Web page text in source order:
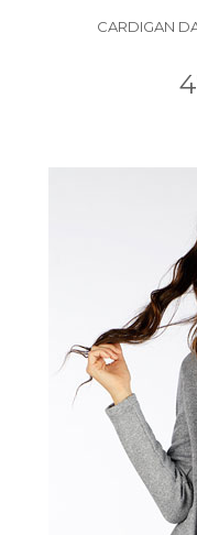
CARDIGAN